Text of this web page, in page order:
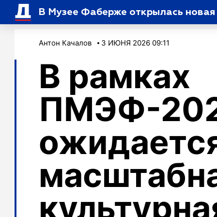
В Музее Фаберже открылась
Антон Качалов 3 ИЮНЯ 2026 09:11
В рамках
ПМЭФ-